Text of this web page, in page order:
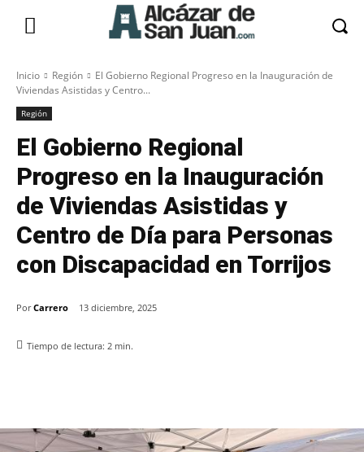
Inicio Región
El Gobierno Regional Progreso en la Inauguración de
Viviendas Asistidas y Centro...
Región
El Gobierno Regional
Progreso en la Inauguración
de Viviendas Asistidas y
Centro de Día para Personas
con Discapacidad en Torrijos
Por Carrero 13 diciembre, 2025
Tiempo de lectura: 2 min.